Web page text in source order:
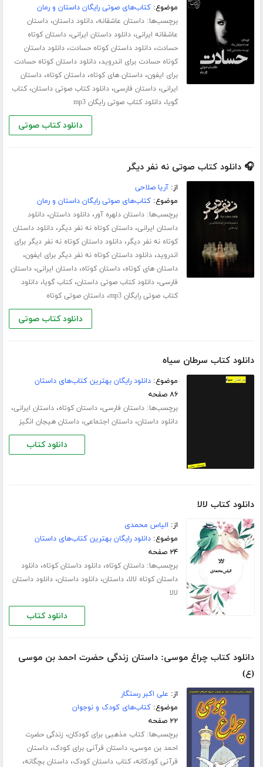
موضوع:کتاب‌های صوتی رایگان داستان و رمان
برچسب‌ها:داستان عاشقانه،دانلود داستان،داستان
عاشقانه ایرانی،دانلود داستان ایرانی،داستان کوتاه
حسادت،دانلود داستان کوتاه حسادت،دانلود داستان
کوتاه حسادت برای اندروید،دانلود داستان کوتاه حسادت
برای ایفون،داستان های کوتاه،داستان کوتاه،داستان
ایرانی،داستان فارسی،دانلود کتاب صوتی داستان،کتاب
گویا،دانلود کتاب صوتی رایگان mp3
دانلود کتاب صوتی
🎧 دانلود کتاب صوتی نه نفر دیگر
از:آریا صلاحی
موضوع:کتاب‌های صوتی رایگان داستان و رمان
برچسب‌ها:داستان دلهره آور،دانلود داستان،دانلود
داستان ایرانی،داستان کوتاه نه نفر دیگر،دانلود داستان
کوتاه نه نفر دیگر،دانلود داستان کوتاه نه نفر دیگر برای
اندروید،دانلود داستان کوتاه نه نفر دیگر برای ایفون،
داستان های کوتاه،داستان کوتاه،داستان ایرانی،داستان
فارسی،دانلود کتاب صوتی داستان،کتاب گویا،دانلود
کتاب صوتی رایگان mp3
،داستان صوتی کوتاه
دانلود کتاب صوتی
دانلود کتاب سرطان سیاه
موضوع:دانلود رایگان بهترین کتاب‌های داستان
۸۶ صفحه
برچسب‌ها:داستان فارسی،داستان کوتاه،داستان ایرانی،
دانلود داستان،داستان اجتماعی،داستان هیجان انگیز
دانلود کتاب
دانلود کتاب لالا
از: الیاس محمدی
موضوع:دانلود رایگان بهترین کتاب‌های داستان
۲۴ صفحه
برچسب‌ها:داستان کوتاه،دانلود داستان کوتاه،دانلود
داستان کوتاه لالا،داستان،دانلود داستان،دانلود داستان
لالا
دانلود کتاب
دانلود کتاب چراغ موسی: داستان زندگی حضرت احمد بن موسی
(ع)
از: علی اکبر رستگار
موضوع:کتاب‌های کودک و نوجوان
۲۲ صفحه
برچسب‌ها:کتاب مذهبی برای کودکان، زندگی حضرت
احمد بن موسی،داستان قرآنی برای کودک،داستان
قرآنی کودکانه،کتاب داستان کودک،داستان بچگانه،